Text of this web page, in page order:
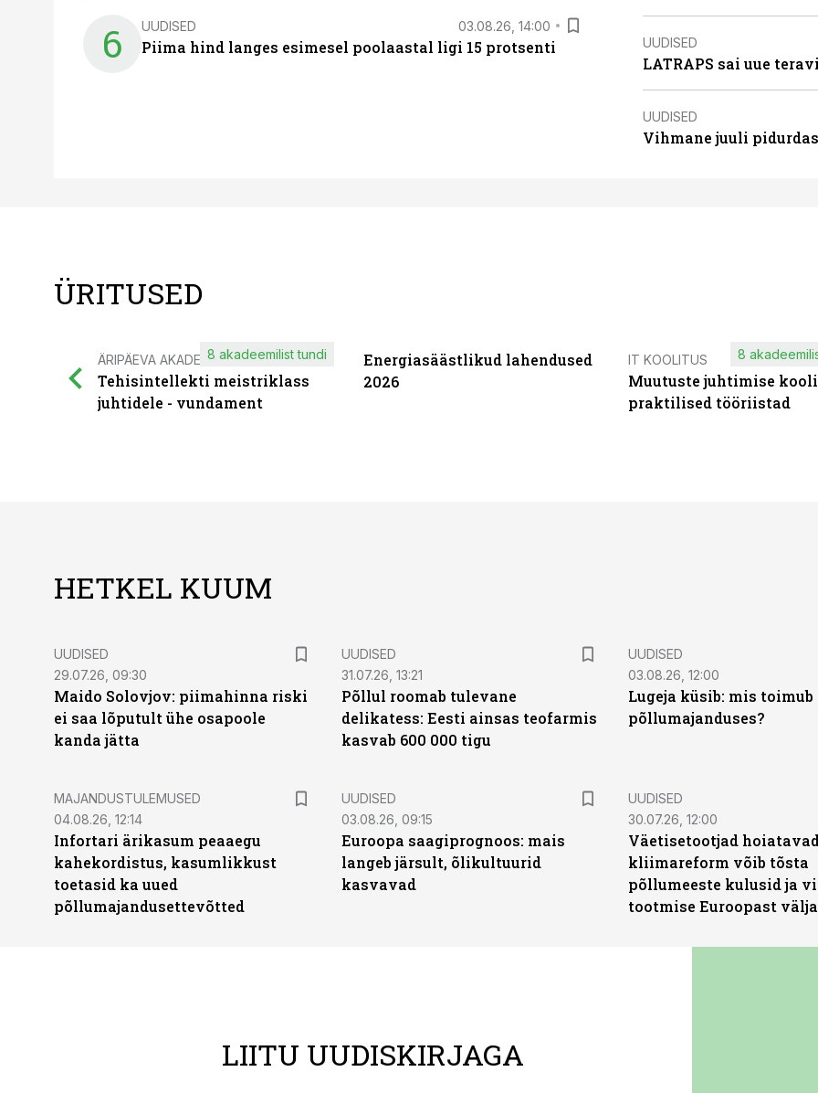
6 UUDISED 03.08.26, 14:00
Piima hind langes esimesel poolaastal ligi 15 protsenti UUDISED
LATRAPS sai uue
UUDISED
Vihmane juuli
ÜRITUSED
ÄRIPÄEVA AKADEEMIA
Tehisintellekti meistriklass
juhtidele - vundament
8 akadeemilist tundi
Energiasäästlikud lahendused
2026
IT KOOLITUS
Muutuste juhtimise
praktilised tööriistad
8
HETKEL KUUM
UUDISED
29.07.26, 09:30
Maido Solovjov: piimahinna riski
ei saa lõputult ühe osapoole
kanda jätta
UUDISED
31.07.26, 13:21
Põllul roomab tulevane
delikatess: Eesti ainsas teofarmis
kasvab 600 000 tigu
UUDISED
03.08.26, 12:00
Lugeja küsib: mis
põllumajanduses?
MAJANDUSTULEMUSED
04.08.26, 12:14
Infortari ärikasum peaaegu
kahekordistus, kasumlikkust
toetasid ka uued
põllumajandusettevõtted
UUDISED
03.08.26, 09:15
Euroopa saagiprognoos: mais
langeb järsult, õlikultuurid
kasvavad
UUDISED
30.07.26, 12:00
Väetisetootjad
kliimareform võib tõsta
põllumeeste kulusid ja
tootmise Euroopast välja
LIITU UUDISKIRJAGA